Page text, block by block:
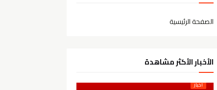
الصفحة الرئيسية
الأخبار الأكثر مشاهدة
أخبار